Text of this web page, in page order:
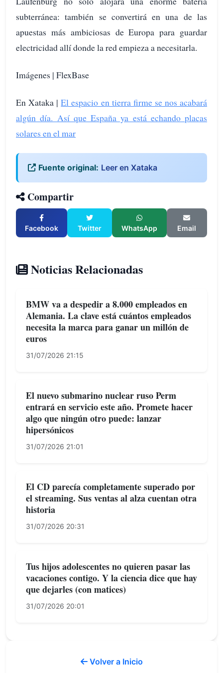
subterránea: también se convertirá en una de las
apuestas más ambiciosas de Europa para guardar
electricidad allí donde la red empieza a necesitarla.
Imágenes | FlexBase
En Xataka |El espacio en tierra firme se nos acabará
algún día. Así que España ya está echando placas
solares en el mar
Fuente original: Leer en Xataka
Compartir
Facebook Twitter WhatsApp Email
Noticias Relacionadas
BMW va a despedir a 8.000 empleados en
Alemania. La clave está cuántos empleados
necesita la marca para ganar un millón de
euros
31/07/2026 21:15
El nuevo submarino nuclear ruso Perm
entrará en servicio este año. Promete hacer
algo que ningún otro puede: lanzar
hipersónicos
31/07/2026 21:01
El CD parecía completamente superado por
el streaming. Sus ventas al alza cuentan otra
historia
31/07/2026 20:31
Tus hijos adolescentes no quieren pasar las
vacaciones contigo. Y la ciencia dice que hay
que dejarles (con matices)
31/07/2026 20:01
Volver a Inicio